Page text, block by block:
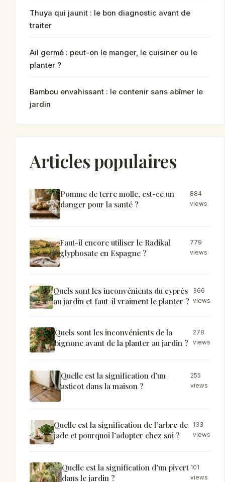
Thuya qui jaunit : le bon diagnostic avant de
traiter
Ail germé : peut-on le manger, le cuisiner ou le
planter ?
Bambou envahissant : le contenir sans abîmer le
jardin
Articles populaires
Pomme de terre molle, est-ce un
danger pour la santé ?
884
views
Faut-il encore utiliser le Radikal
glyphosate en Espagne ?
779
views
Quels sont les inconvénients du cyprès
au jardin et faut-il vraiment le planter ?
366
views
Quels sont les inconvénients de la
bignone avant de la planter au jardin ?
278
views
Quelle est la signification d’un
asticot dans la maison ?
255
views
Quelle est la signification de l’arbre de
jade et pourquoi l’adopter chez soi ?
133
views
Quelle est la signification d’un pivert
dans le jardin ?
101
views